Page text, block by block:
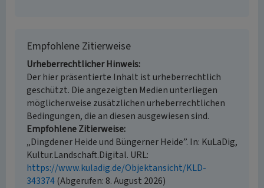
Empfohlene Zitierweise
Urheberrechtlicher Hinweis
Der hier präsentierte Inhalt ist urheberrechtlich
geschützt. Die angezeigten Medien unterliegen
möglicherweise zusätzlichen urheberrechtlichen
Bedingungen, die an diesen ausgewiesen sind.
Empfohlene Zitierweise
„Dingdener Heide und Büngerner Heide”. In: KuLaDig,
Kultur.Landschaft.Digital. URL:
https://www.kuladig.de/Objektansicht/KLD-
343374(Abgerufen: 8. August 2026)